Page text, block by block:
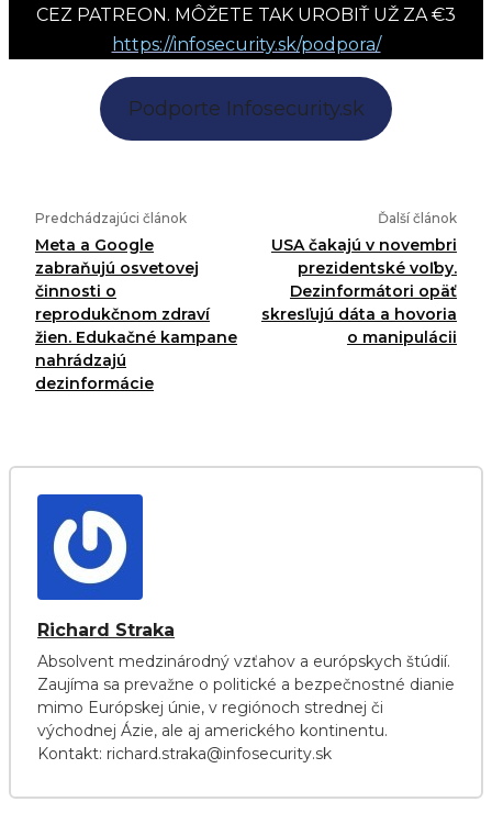
CEZ PATREON. MÔŽETE TAK UROBIŤ UŽ ZA €3
https://infosecurity.sk/podpora/
Podporte Infosecurity.sk
Predchádzajúci článok
Meta a Google
zabraňujú osvetovej
činnosti o
reprodukčnom zdraví
žien. Edukačné kampane
nahrádzajú
dezinformácie
Ďalší článok
USA čakajú v novembri
prezidentské voľby.
Dezinformátori opäť
skresľujú dáta a hovoria
o manipulácii
Richard Straka
Absolvent medzinárodný vzťahov a európskych štúdií.
Zaujíma sa prevažne o politické a bezpečnostné dianie
mimo Európskej únie, v regiónoch strednej či
východnej Ázie, ale aj amerického kontinentu.
Kontakt: richard.straka@infosecurity.sk